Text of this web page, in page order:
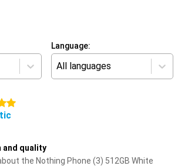
Language:
All languages
and quality
the Nothing Phone (3) 512GB White